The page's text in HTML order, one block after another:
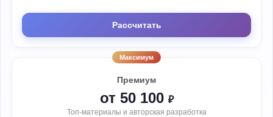
Рассчитать
Максимум
Премиум
от 50 100 ₽
Топ-материалы и авторская разработка